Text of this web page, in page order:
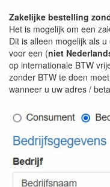
Zakelijke bestelling
Het is mogelijk om een
Dit is alleen mogelijk als
voor een (niet
op internationale BTW
zonder BTW te doen
wanneer u uw adres /